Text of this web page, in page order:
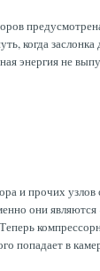
когда
энергия не
и прочих
они
попадает в